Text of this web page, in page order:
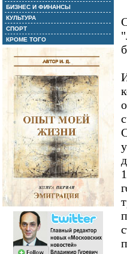
БИЗНЕС И ФИНАНСЫ
КУЛЬТУРА
СПОРТ
КРОМЕ ТОГО